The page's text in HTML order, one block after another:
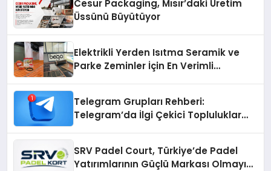
Cesur Packaging, Mısır’daki Üretim
Üssünü Büyütüyor
Elektrikli Yerden Isıtma Seramik ve
Parke Zeminler İçin En Verimli
Telegram Grupları Rehberi:
Telegram’da İlgi Çekici Topluluklar
SRV Padel Court, Türkiye’de Padel
Yatırımlarının Güçlü Markası Olmayı